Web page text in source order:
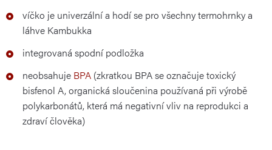
víčko je univerzální a hodí se pro všechny termohrnky a
láhve Kambukka
integrovaná spodní podložka
neobsahuje BPA (zkratkou BPA se označuje toxický
bisfenol A, organická sloučenina používaná při výrobě
polykarbonátů, která má negativní vliv na reprodukci a
zdraví člověka)